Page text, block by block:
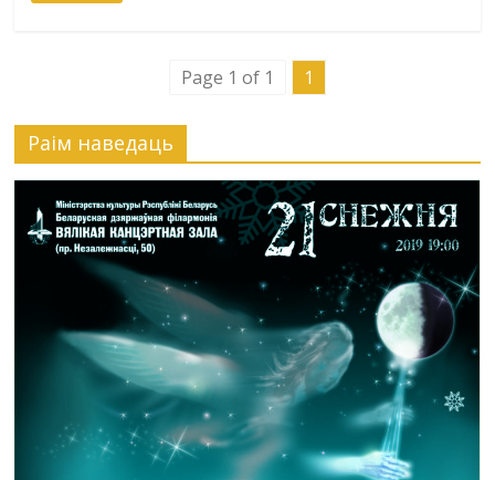
Page 1 of 1 1
Раiм наведаць